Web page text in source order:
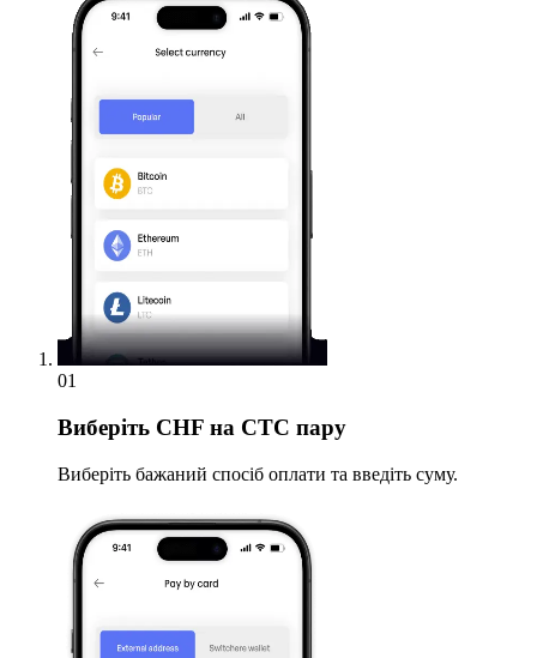
01
Виберіть CHF на CTC пару
Виберіть бажаний спосіб оплати та введіть суму.